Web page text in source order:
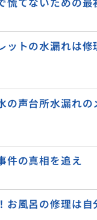
ットの水漏れは修
の声台所水漏れの
件の真相を追え
お風呂の修理は自